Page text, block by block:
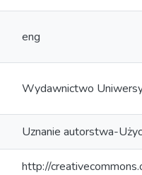
eng
Wydawnictwo
Uznanie autorstwa-
http://